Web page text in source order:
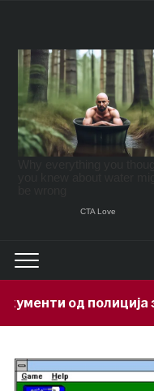
завршија во ВМРО?